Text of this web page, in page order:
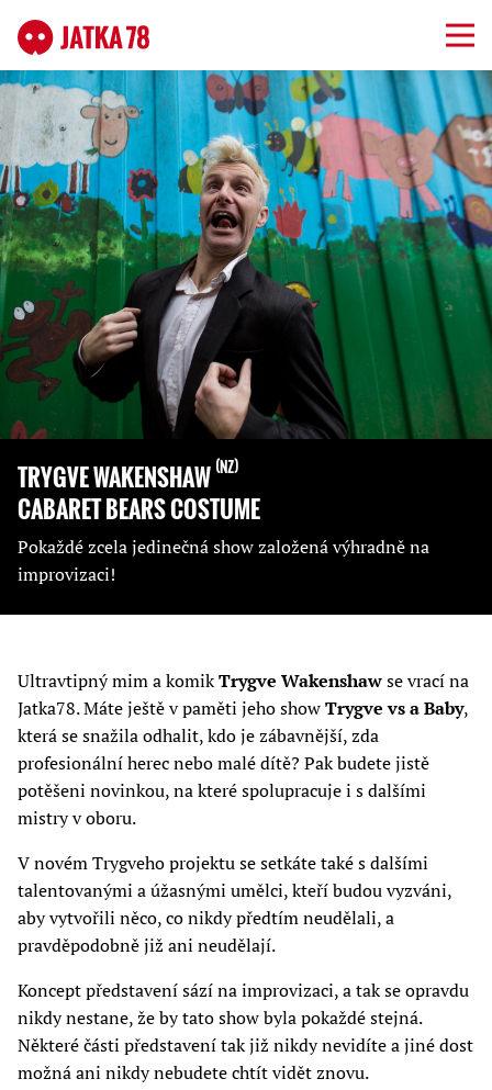
TRYGVE WAKENSHAW NZ
CABARET BEARS COSTUME
Pokaždé zcela jedinečná show založená výhradně na
improvizaci!
Ultravtipný mim a komikTrygve Wakenshawse vrací na
Jatka78. Máte ještě v paměti jeho showTrygve vs a Baby,
která se snažila odhalit, kdo je zábavnější, zda
profesionální herec nebo malé dítě? Pak budete jistě
potěšeni novinkou, na které spolupracuje i s dalšími
mistry v oboru.
V novém Trygveho projektu se setkáte také s dalšími
talentovanými a úžasnými umělci, kteří budou vyzváni,
aby vytvořili něco, co nikdy předtím neudělali, a
pravděpodobně již ani neudělají.
Koncept představení sází na improvizaci, a tak se opravdu
nikdy nestane, že by tato show byla pokaždé stejná.
Některé části představení tak již nikdy nevidíte a jiné dost
možná ani nikdy nebudete chtít vidět znovu.